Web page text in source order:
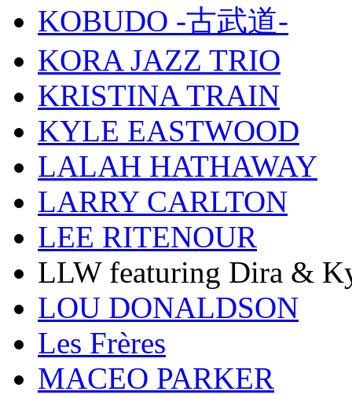
KOBUDO -古武道-
KORA JAZZ TRIO
KRISTINA TRAIN
KYLE EASTWOOD
LALAH HATHAWAY
LARRY CARLTON
LEE RITENOUR
LLW featuring Dira &
LOU DONALDSON
Les Frères
MACEO PARKER